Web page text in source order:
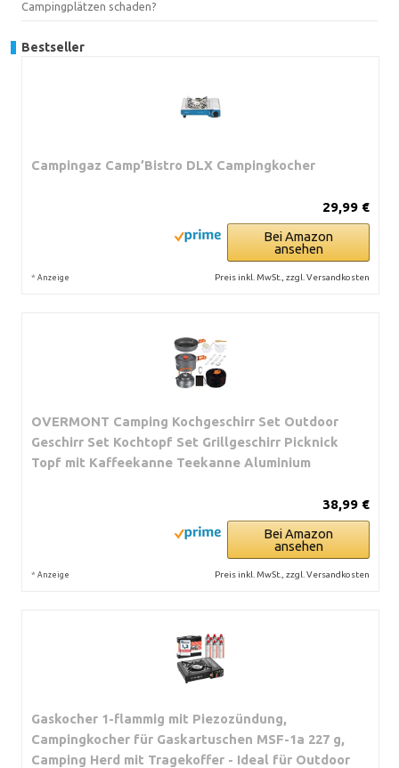
Campingplätzen schaden?
Bestseller
Campingaz Camp’Bistro DLX Campingkocher
29,99 €
Bei Amazon
ansehen
* Anzeige Preis inkl. MwSt., zzgl. Versandkosten
OVERMONT Camping Kochgeschirr Set Outdoor
Geschirr Set Kochtopf Set Grillgeschirr Picknick
Topf mit Kaffeekanne Teekanne Aluminium
38,99 €
Bei Amazon
ansehen
* Anzeige Preis inkl. MwSt., zzgl. Versandkosten
Gaskocher 1-flammig mit Piezozündung,
Campingkocher für Gaskartuschen MSF-1a 227 g,
Camping Herd mit Tragekoffer - Ideal für Outdoor